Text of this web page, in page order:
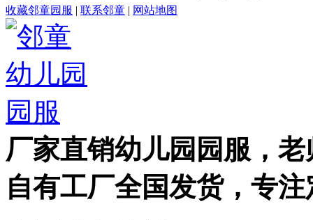
收藏邻童园服 | 联系邻童 | 网站地图
厂家直销幼儿园园服，
自有工厂全国发货，专